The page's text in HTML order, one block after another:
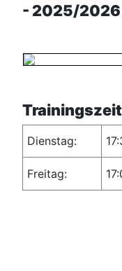
- 2025/2026
Dienstag:
Freitag: